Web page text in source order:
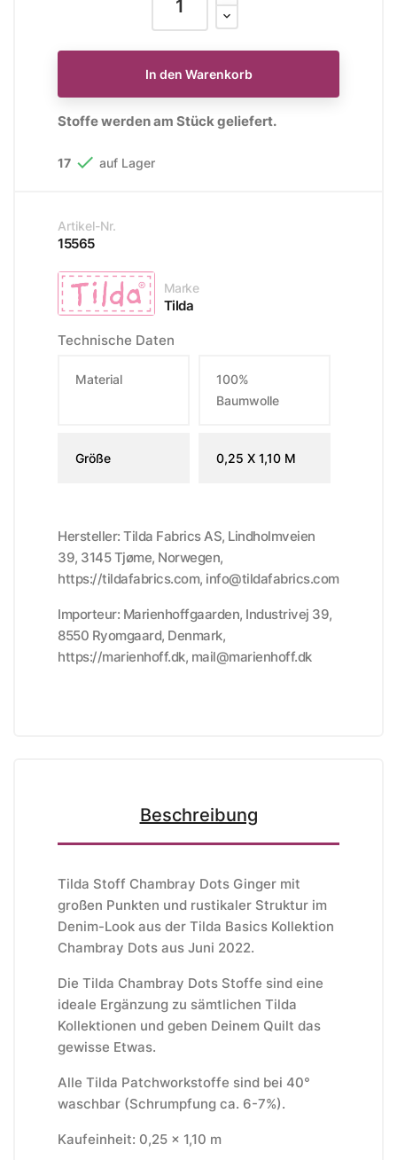
In den Warenkorb
Stoffe werden am Stück geliefert.
17  auf Lager
Artikel-Nr.
15565
Marke
Tilda
Technische Daten
Material
100%
Baumwolle
Größe 0,25 X 1,10 M
Hersteller: Tilda Fabrics AS, Lindholmveien
39, 3145 Tjøme, Norwegen,
https://tildafabrics.com, info@tildafabrics.com
Importeur: Marienhoffgaarden, Industrivej 39,
8550 Ryomgaard, Denmark,
https://marienhoff.dk, mail@marienhoff.dk
Beschreibung
Tilda Stoff Chambray Dots Ginger mit
großen Punkten und rustikaler Struktur im
Denim-Look aus der Tilda Basics Kollektion
Chambray Dots aus Juni 2022.
Die Tilda Chambray Dots Stoffe sind eine
ideale Ergänzung zu sämtlichen Tilda
Kollektionen und geben Deinem Quilt das
gewisse Etwas.
Alle Tilda Patchworkstoffe sind bei 40°
waschbar (Schrumpfung ca. 6-7%).
Kaufeinheit: 0,25 x 1,10 m